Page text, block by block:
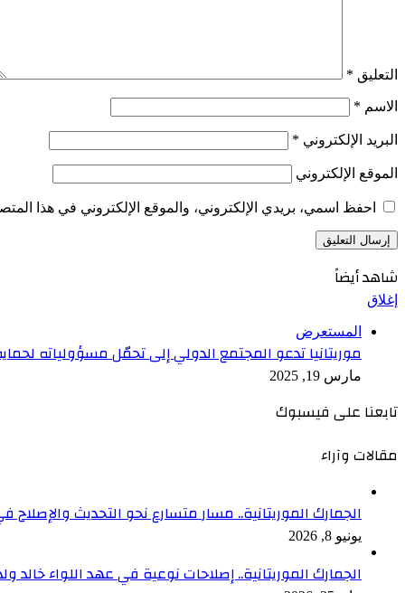
التعليق *
الاسم *
البريد الإلكتروني *
الموقع الإلكتروني
احفظ اسمي، بريدي الإلكتروني، والموقع الإلكتروني في هذا
شاهد أيضاً
إغلاق
المستعرض
موريتانيا تدعو المجتمع الدولي إلى تحمّل مسؤولياته
مارس 19, 2025
تابعنا على فيسبوك
مقالات وآراء
الجمارك الموريتانية.. مسار متسارع نحو التحديث والإصلاح
يونيو 8, 2026
الجمارك الموريتانية.. إصلاحات نوعية في عهد اللواء خالد